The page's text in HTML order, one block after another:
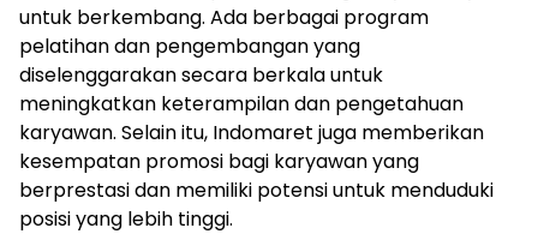
untuk berkembang. Ada berbagai program
pelatihan dan pengembangan yang
diselenggarakan secara berkala untuk
meningkatkan keterampilan dan pengetahuan
karyawan. Selain itu, Indomaret juga memberikan
kesempatan promosi bagi karyawan yang
berprestasi dan memiliki potensi untuk menduduki
posisi yang lebih tinggi.